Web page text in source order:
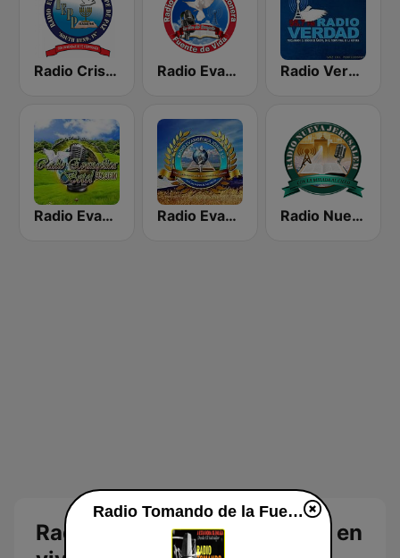
Radio Cristiana Principe de Paz Radio Evangelica Misionera Fuente de Vida 97.3 FM Radio Verdad 95.7 FM
Radio Evangelica Betel Radio Evangélica Josué Radio Nueva Jerusalem
Radio Tomando de la Fuente en
Radio Tomando de la Fuente